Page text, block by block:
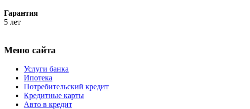
Гарантия
5 лет
Меню сайта
Услуги банка
Ипотека
Потребительский кредит
Кредитные карты
Авто в кредит